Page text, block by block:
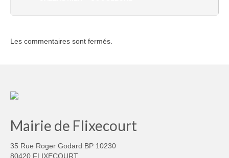
Les commentaires sont fermés.
Mairie de Flixecourt
35 Rue Roger Godard BP 10230
80420 FLIXECOURT